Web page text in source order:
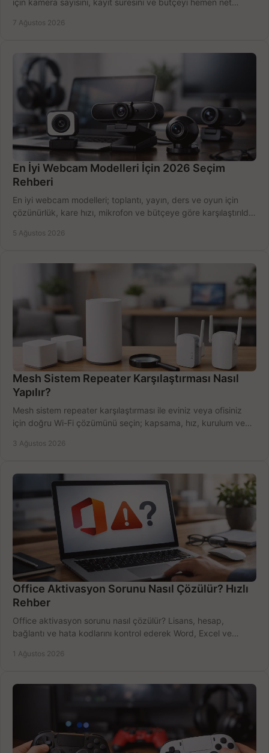
için kamera sayısını, kayıt süresini ve bütçeyi hemen net
7 Ağustos 2026
En İyi Webcam Modelleri İçin 2026 Seçim
Rehberi
En iyi webcam modelleri; toplantı, yayın, ders ve oyun için
çözünürlük, kare hızı, mikrofon ve bütçeye göre karşılaştırıldı.
5 Ağustos 2026
Mesh Sistem Repeater Karşılaştırması Nasıl
Yapılır?
Mesh sistem repeater karşılaştırması ile eviniz veya ofisiniz
için doğru Wi-Fi çözümünü seçin; kapsama, hız, kurulum ve
3 Ağustos 2026
Office Aktivasyon Sorunu Nasıl Çözülür? Hızlı
Rehber
Office aktivasyon sorunu nasıl çözülür? Lisans, hesap,
bağlantı ve hata kodlarını kontrol ederek Word, Excel ve
1 Ağustos 2026